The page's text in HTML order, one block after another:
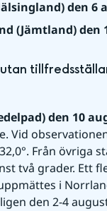
den 6
(Jämtland) den
Vid
Från övriga
två grader. Ett
i
den 2-4